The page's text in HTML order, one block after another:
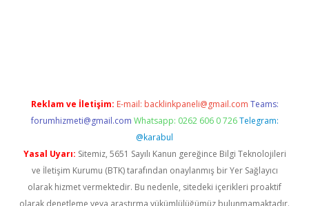
Reklam ve İletişim: E-mail: backlinkpaneli@gmail.com Teams:
forumhizmeti@gmail.com Whatsapp: 0262 606 0 726 Telegram:
@karabul
Yasal Uyarı: Sitemiz, 5651 Sayılı Kanun gereğince Bilgi Teknolojileri
ve İletişim Kurumu (BTK) tarafından onaylanmış bir Yer Sağlayıcı
olarak hizmet vermektedir. Bu nedenle, sitedeki içerikleri proaktif
olarak denetleme veya araştırma yükümlülüğümüz bulunmamaktadır.